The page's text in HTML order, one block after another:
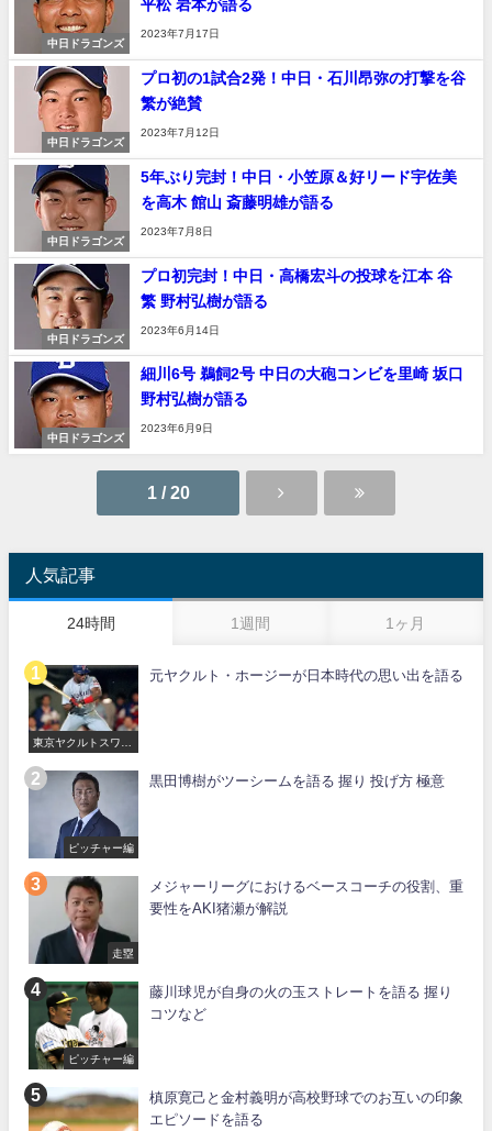
中日ドラゴンズ
平松 岩本が語る
2023年7月17日
中日ドラゴンズ
プロ初の1試合2発！中日・石川昂弥の打撃を谷
繁が絶賛
2023年7月12日
中日ドラゴンズ
5年ぶり完封！中日・小笠原＆好リード宇佐美
を高木 館山 斎藤明雄が語る
2023年7月8日
中日ドラゴンズ
プロ初完封！中日・高橋宏斗の投球を江本 谷
繁 野村弘樹が語る
2023年6月14日
中日ドラゴンズ
細川6号 鵜飼2号 中日の大砲コンビを里崎 坂口
野村弘樹が語る
2023年6月9日
1 / 20
人気記事
24時間 1週間 1ヶ月
東京ヤクルトスワロ
元ヤクルト・ホージーが日本時代の思い出を語る
ピッチャー編
黒田博樹がツーシームを語る 握り 投げ方 極意
走塁
メジャーリーグにおけるベースコーチの役割、重
要性をAKI猪瀬が解説
ピッチャー編
藤川球児が自身の火の玉ストレートを語る 握り
コツなど
槙原寛己と金村義明が高校野球でのお互いの印象
エピソードを語る